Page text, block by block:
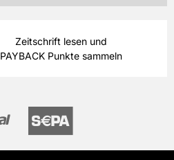
Zeitschrift lesen und
PAYBACK Punkte sammeln